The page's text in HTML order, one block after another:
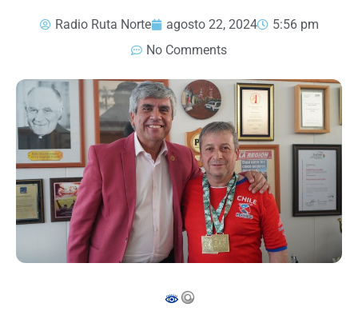
Radio Ruta Norte agosto 22, 2024
5:56 pm
No Comments